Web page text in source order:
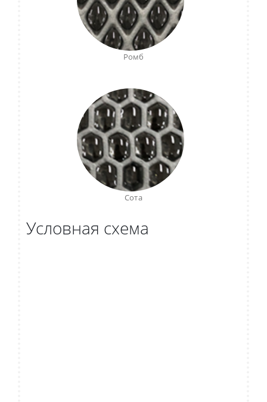
Ромб
Сота
Условная схема